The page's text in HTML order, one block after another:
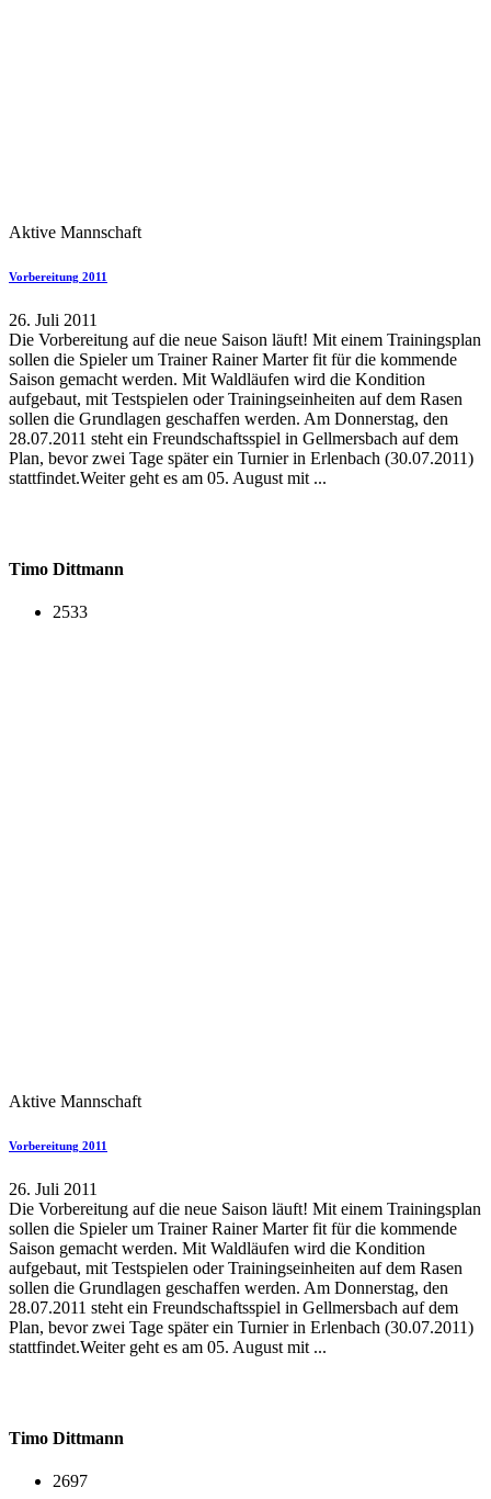
Aktive Mannschaft
Vorbereitung 2011
26. Juli 2011
Die Vorbereitung auf die neue Saison läuft! Mit einem Trainingsplan
sollen die Spieler um Trainer Rainer Marter fit für die kommende
Saison gemacht werden. Mit Waldläufen wird die Kondition
aufgebaut, mit Testspielen oder Trainingseinheiten auf dem Rasen
sollen die Grundlagen geschaffen werden. Am Donnerstag, den
28.07.2011 steht ein Freundschaftsspiel in Gellmersbach auf dem
Plan, bevor zwei Tage später ein Turnier in Erlenbach (30.07.2011)
stattfindet.Weiter geht es am 05. August mit ...
Timo Dittmann
2533
Aktive Mannschaft
Vorbereitung 2011
26. Juli 2011
Die Vorbereitung auf die neue Saison läuft! Mit einem Trainingsplan
sollen die Spieler um Trainer Rainer Marter fit für die kommende
Saison gemacht werden. Mit Waldläufen wird die Kondition
aufgebaut, mit Testspielen oder Trainingseinheiten auf dem Rasen
sollen die Grundlagen geschaffen werden. Am Donnerstag, den
28.07.2011 steht ein Freundschaftsspiel in Gellmersbach auf dem
Plan, bevor zwei Tage später ein Turnier in Erlenbach (30.07.2011)
stattfindet.Weiter geht es am 05. August mit ...
Timo Dittmann
2697